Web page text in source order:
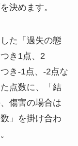
決めます。
た「過失の態
き1点、2
き-1点、-2点な
点数に、「結
傷害の場合は
」を掛け合わ